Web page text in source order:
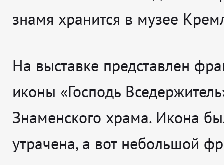
знамя хранится в музее
На выставке представлен
иконы «Господь
Знаменского храма. Икона
утрачена, а вот небольшой